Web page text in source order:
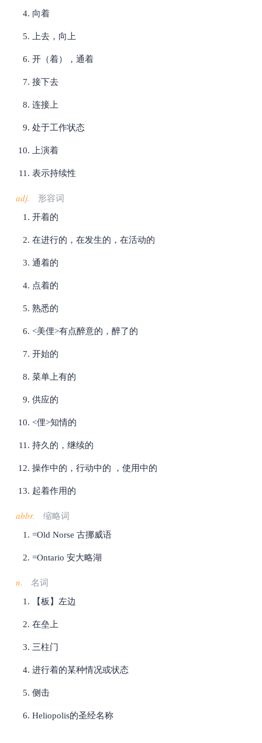
向着
上去，向上
开（着），通着
接下去
连接上
处于工作状态
上演着
表示持续性
adj.
形容词
开着的
在进行的，在发生的，在活动的
通着的
点着的
熟悉的
<美俚>有点醉意的，醉了的
开始的
菜单上有的
供应的
<俚>知情的
持久的，继续的
操作中的，行动中的 ，使用中的
起着作用的
abbr.
缩略词
=Old Norse 古挪威语
=Ontario 安大略湖
n.
名词
【板】左边
在垒上
三柱门
进行着的某种情况或状态
侧击
Heliopolis的圣经名称